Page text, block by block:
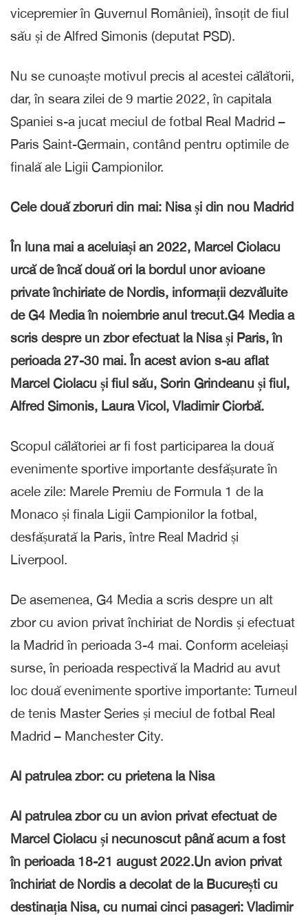
vicepremier în Guvernul României), însoțit de fiul
său și de Alfred Simonis (deputat PSD).
Nu se cunoaște motivul precis al acestei călătorii,
dar, în seara zilei de 9 martie 2022, în capitala
Spaniei s-a jucat meciul de fotbal Real Madrid –
Paris Saint-Germain, contând pentru optimile de
finală ale Ligii Campionilor.
Cele două zboruri din mai: Nisa și din nou Madrid
În luna mai a aceluiași an 2022, Marcel Ciolacu
urcă de încă două ori la bordul unor avioane
private închiriate de Nordis, informații dezvăluite
de G4 Media în noiembrie anul trecut.G4 Media a
scris despre un zbor efectuat la Nisa și Paris, în
perioada 27-30 mai. În acest avion s-au aflat
Marcel Ciolacu și fiul său, Sorin Grindeanu și fiul,
Alfred Simonis, Laura Vicol, Vladimir Ciorbă.
Scopul călătoriei ar fi fost participarea la două
evenimente sportive importante desfășurate în
acele zile: Marele Premiu de Formula 1 de la
Monaco și finala Ligii Campionilor la fotbal,
desfășurată la Paris, între Real Madrid și
Liverpool.
De asemenea, G4 Media a scris despre un alt
zbor cu avion privat închiriat de Nordis și efectuat
la Madrid în perioada 3-4 mai. Conform aceleiași
surse, în perioada respectivă la Madrid au avut
loc două evenimente sportive importante: Turneul
de tenis Master Series și meciul de fotbal Real
Madrid – Manchester City.
Al patrulea zbor: cu prietena la Nisa
Al patrulea zbor cu un avion privat efectuat de
Marcel Ciolacu și necunoscut până acum a fost
în perioada 18-21 august 2022.Un avion privat
închiriat de Nordis a decolat de la București cu
destinația Nisa, cu numai cinci pasageri: Vladimir